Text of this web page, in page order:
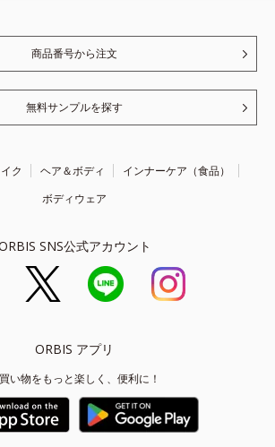
商品番号から注文
無料サンプルを探す
ク ヘア＆ボディ
インナーケア（食品）
ボディウェア
SNS公式アカウント
ORBIS アプリ
い物をもっと楽しく、便利に！